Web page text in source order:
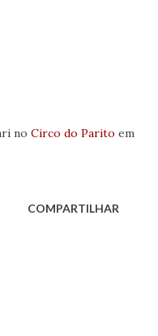
no Circo do Parito em
COMPARTILHAR